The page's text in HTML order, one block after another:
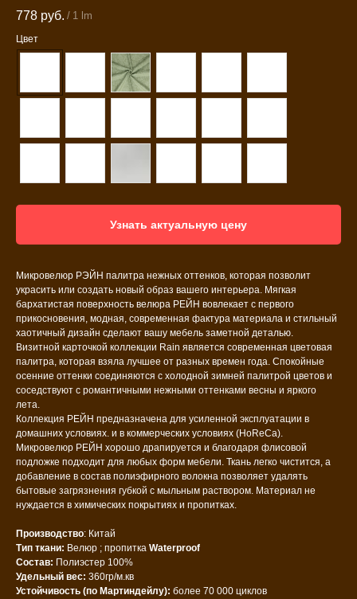
778 руб. / 1 lm
Цвет
Узнать актуальную цену
Микровелюр РЭЙН палитра нежных оттенков, которая позволит
украсить или создать новый образ вашего интерьера. Мягкая
бархатистая поверхность велюра РЕЙН вовлекает с первого
прикосновения, модная, современная фактура материала и стильный
хаотичный дизайн сделают вашу мебель заметной деталью.
Визитной карточкой коллекции Rain является современная цветовая
палитра, которая взяла лучшее от разных времен года. Спокойные
осенние оттенки соединяются с холодной зимней палитрой цветов и
соседствуют с романтичными нежными оттенками весны и яркого
лета.
Коллекция РЕЙН предназначена для усиленной эксплуатации в
домашних условиях. и в коммерческих условиях (HoReCa).
Микровелюр РЕЙН хорошо драпируется и благодаря флисовой
подложке подходит для любых форм мебели. Ткань легко чистится, а
добавление в состав полиэфирного волокна позволяет удалять
бытовые загрязнения губкой с мыльным раствором. Материал не
нуждается в химических покрытиях и пропитках.
Производство: Китай
Тип ткани: Велюр ; пропитка Waterproof
Состав: Полиэстер 100%
Удельный вес: 360гр/м.кв
Устойчивость (по Мартиндейлу): более 70 000 циклов